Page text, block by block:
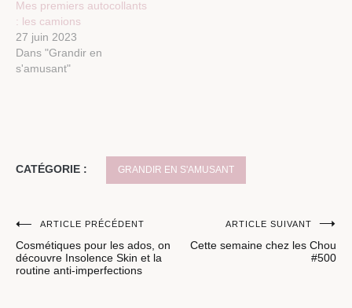
Mes premiers autocollants
: les camions
27 juin 2023
Dans "Grandir en
s'amusant"
CATÉGORIE : GRANDIR EN S'AMUSANT
Navigation
de
ARTICLE PRÉCÉDENT
Cosmétiques pour les ados, on
découvre Insolence Skin et la
routine anti-imperfections
ARTICLE SUIVANT
Cette semaine chez les Chou
#500